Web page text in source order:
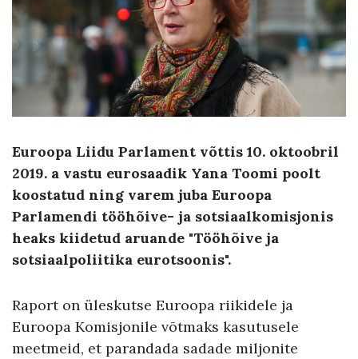
Euroopa Liidu Parlament võttis 10. oktoobril
2019. a vastu eurosaadik Yana Toomi poolt
koostatud ning varem juba Euroopa
Parlamendi tööhõive- ja sotsiaalkomisjonis
heaks kiidetud aruande "Tööhõive ja
sotsiaalpoliitika eurotsoonis".
Raport on üleskutse Euroopa riikidele ja
Euroopa Komisjonile võtmaks kasutusele
meetmeid, et parandada sadade miljonite